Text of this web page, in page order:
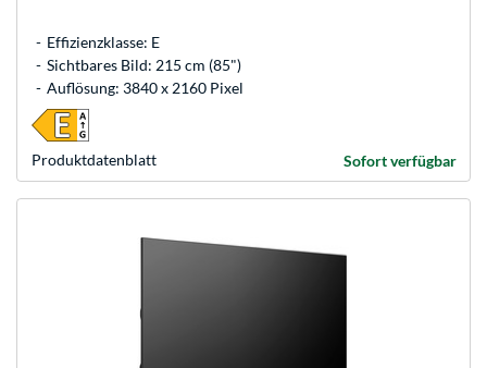
Effizienzklasse: E
Sichtbares Bild: 215 cm (85")
Auflösung: 3840 x 2160 Pixel
Produkt­datenblatt Sofort verfügbar